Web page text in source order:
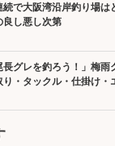
続で大阪湾沿岸釣り場
良し悪し次第
長グレを釣ろう！」梅
り・タックル・仕掛け・